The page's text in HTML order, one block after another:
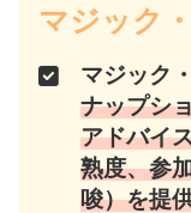
マジック
マジック
ナップシ
アドバイ
熟度、参
唆）を提